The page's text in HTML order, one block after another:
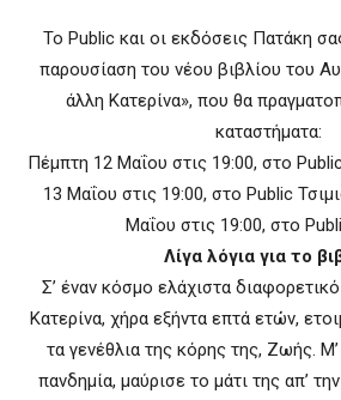
Το Public και οι εκδόσεις Πατάκη
παρουσίαση του νέου βιβλίου του
άλλη Κατερίνα», που θα
καταστήματα:
Πέμπτη 12 Μαΐου στις 19:00, στο
13 Μαΐου στις 19:00, στο Public
Μαΐου στις 19:00, στο
Λίγα λόγια για το
Σ’ έναν κόσμο ελάχιστα
Κατερίνα, χήρα εξήντα επτά ετών,
τα γενέθλια της κόρης της, Ζωής. Μ’
πανδημία, μαύρισε το μάτι της απ’